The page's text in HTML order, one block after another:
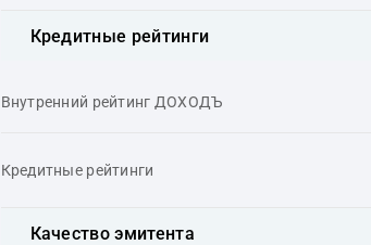
Кредитные рейтинги
Внутренний рейтинг ДОХОДЪ
Кредитные рейтинги
Качество эмитента